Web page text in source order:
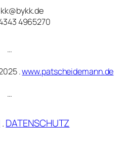
4965270
…
.www.patscheidemann.de
…
.DATENSCHUTZ